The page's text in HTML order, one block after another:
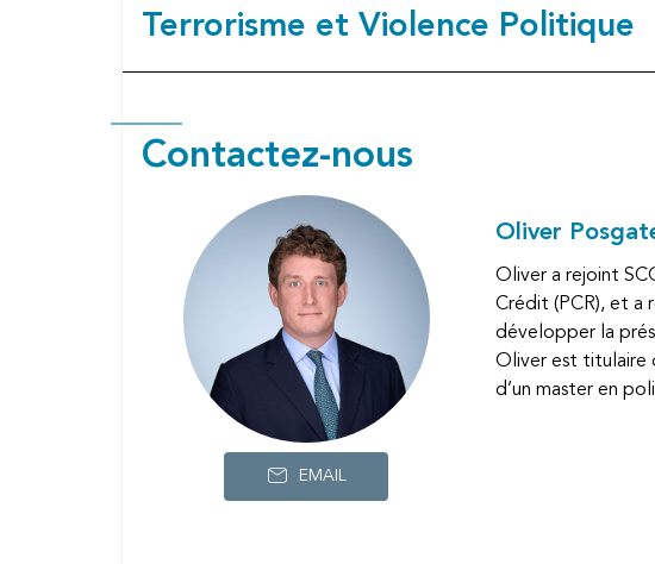
Terrorisme et Violence Politique
Contactez-nous
EMAIL
Oliver
Oliver a rejoint
Crédit (PCR), et a
développer la
Oliver est titulaire
d’un master en